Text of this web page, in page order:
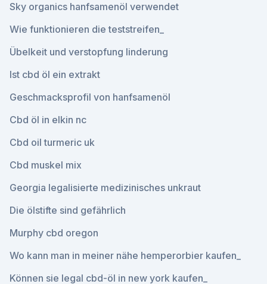
Sky organics hanfsamenöl verwendet
Wie funktionieren die teststreifen_
Übelkeit und verstopfung linderung
Ist cbd öl ein extrakt
Geschmacksprofil von hanfsamenöl
Cbd öl in elkin nc
Cbd oil turmeric uk
Cbd muskel mix
Georgia legalisierte medizinisches unkraut
Die ölstifte sind gefährlich
Murphy cbd oregon
Wo kann man in meiner nähe hemperorbier kaufen_
Können sie legal cbd-öl in new york kaufen_